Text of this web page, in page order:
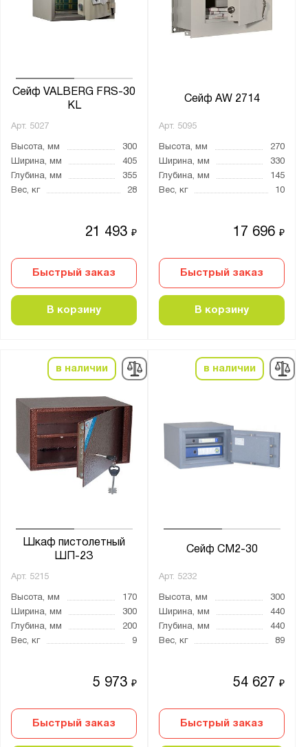
Сейф VALBERG FRS-30
KL
Арт. 5027
Высота, мм
300
Ширина, мм
405
Глубина, мм
355
Вес, кг
28
21 493₽
Быстрый заказ
В корзину
Сейф AW 2714
Арт. 5095
Высота, мм
270
Ширина, мм
330
Глубина, мм
145
Вес, кг
10
17 696₽
Быстрый заказ
В корзину
в наличии
Шкаф пистолетный
ШП-2З
Арт. 5215
Высота, мм
170
Ширина, мм
300
Глубина, мм
200
Вес, кг
9
5 973₽
Быстрый заказ
в наличии
Сейф СМ2-30
Арт. 5232
Высота, мм
300
Ширина, мм
440
Глубина, мм
440
Вес, кг
89
54 627₽
Быстрый заказ
ШБМ
Сбросить